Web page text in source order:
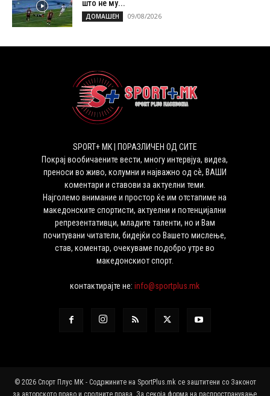
што не му...
ДОМАШЕН 09/08/2026
SPORT+ MK | ПОРАЗЛИЧЕН ОД СИТЕ
Покрај вообичаените вести, многу интервјуа, видеа,
преноси во живо, колумни и најважно од сѐ, ВАШИ
коментари и ставови за актуелни теми.
Најголемо внимание и простор ќе им отстапиме на
македонските спортисти, актуелни и потенцијални
репрезентативци, младите таленти, но и Вам
почитувани читатели, бидејќи со Вашето мислење,
став, коментар, очекуваме подобро утре во
македонскиот спорт.
контактирајте не:info@sportplus.mk
© 2026 Спорт Плус МК - Содржините на SportPlus.mk се заштитени со Законот
за авторското право и сродните права. За секоја форма на распространување,